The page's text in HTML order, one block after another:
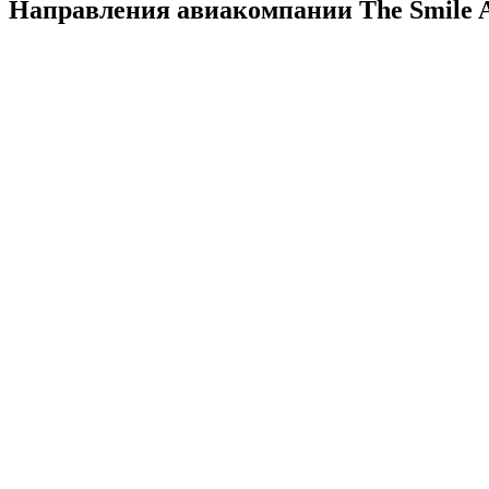
Направления авиакомпании The Smile